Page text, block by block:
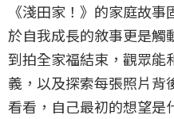
《淺田家！》的家庭故
於自我成長的敘事更是觸
到拍全家福結束，觀眾能
義，以及探索每張照片背
看看，自己最初的想望是